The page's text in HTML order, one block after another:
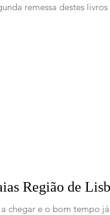
remessa destes
Região de
chegar e o bom tempo